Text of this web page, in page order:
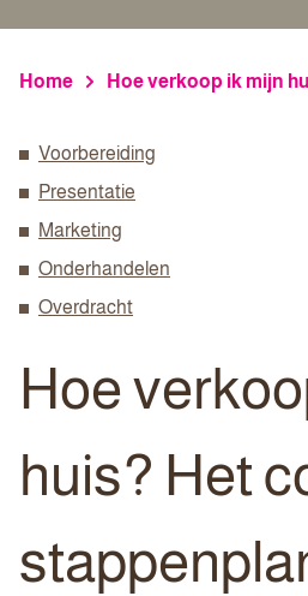
Home Hoe verkoop ik mijn
Voorbereiding
Presentatie
Marketing
Onderhandelen
Overdracht
Hoe
huis? Het